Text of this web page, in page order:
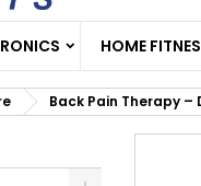
HOME
Back Pain Therapy –